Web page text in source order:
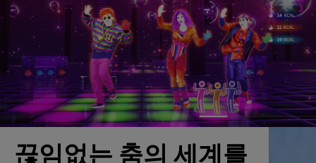
끊임없는 춤의 세계를